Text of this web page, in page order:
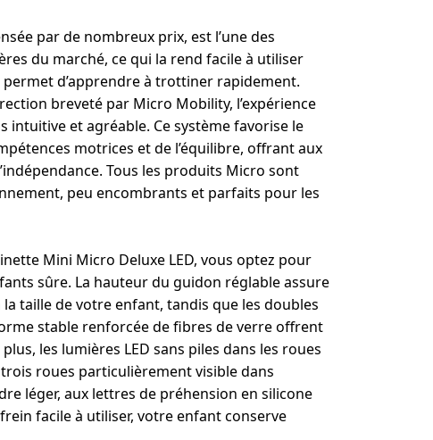
par de nombreux prix, est l’une des
du marché, ce qui la rend facile à utiliser
d’apprendre à trottiner rapidement.
breveté par Micro Mobility, l’expérience
intuitive et agréable. Ce système favorise le
motrices et de l’équilibre, offrant aux
Tous les produits Micro sont
peu encombrants et parfaits pour les
Mini Micro Deluxe LED, vous optez pour
sûre. La hauteur du guidon réglable assure
taille de votre enfant, tandis que les doubles
stable renforcée de fibres de verre offrent
les lumières LED sans piles dans les roues
roues particulièrement visible dans
léger, aux lettres de préhension en silicone
facile à utiliser, votre enfant conserve